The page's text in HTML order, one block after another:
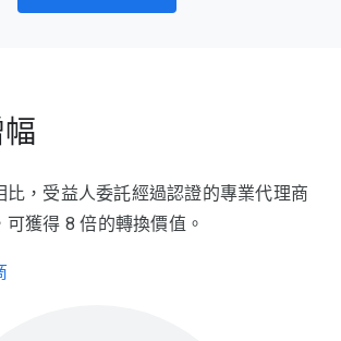
比，受益人委託經過認證的專業代理商
獲得 8 倍的轉換價值。